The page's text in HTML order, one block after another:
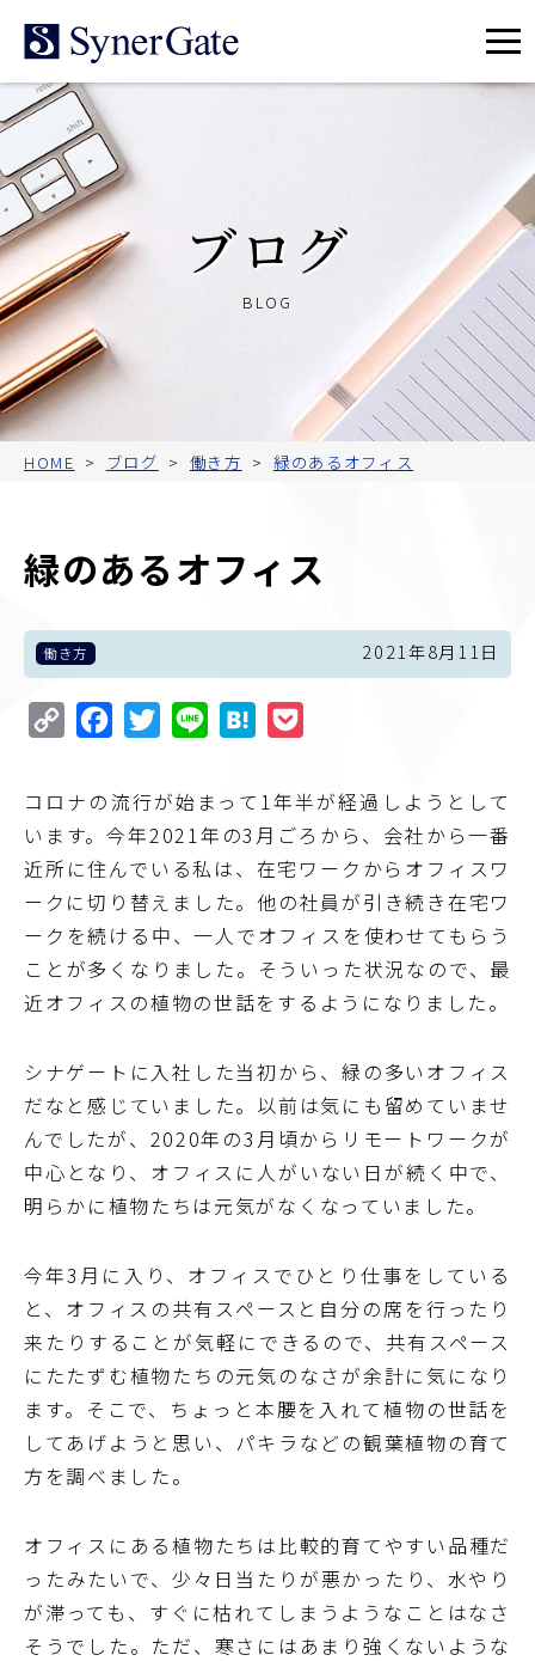
メ
ュ
ブログ
BLOG
HOME ブログ 働き方 緑のあるオフィス
緑のあるオフィス
働き方 2021年8月11日
Copy
FacebookTwitterLine Hatena
コロナの流行が始まって1年半が経過しようとして
います。今年2021年の3月ごろから、会社から一番
近所に住んでいる私は、在宅ワークからオフィスワ
ークに切り替えました。他の社員が引き続き在宅ワ
ークを続ける中、一人でオフィスを使わせてもらう
ことが多くなりました。そういった状況なので、最
近オフィスの植物の世話をするようになりました。
シナゲートに入社した当初から、緑の多いオフィス
だなと感じていました。以前は気にも留めていませ
んでしたが、2020年の3月頃からリモートワークが
中心となり、オフィスに人がいない日が続く中で、
明らかに植物たちは元気がなくなっていました。
今年3月に入り、オフィスでひとり仕事をしている
と、オフィスの共有スペースと自分の席を行ったり
来たりすることが気軽にできるので、共有スペース
にたたずむ植物たちの元気のなさが余計に気になり
ます。そこで、ちょっと本腰を入れて植物の世話を
してあげようと思い、パキラなどの観葉植物の育て
方を調べました。
オフィスにある植物たちは比較的育てやすい品種だ
ったみたいで、少々日当たりが悪かったり、水やり
が滞っても、すぐに枯れてしまうようなことはなさ
そうでした。ただ、寒さにはあまり強くないような